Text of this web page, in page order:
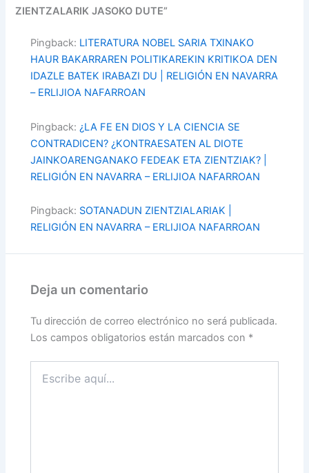
ZIENTZALARIK JASOKO DUTE”
Pingback: LITERATURA NOBEL SARIA TXINAKO
HAUR BAKARRAREN POLITIKAREKIN KRITIKOA DEN
IDAZLE BATEK IRABAZI DU | RELIGIÓN EN NAVARRA
– ERLIJIOA NAFARROAN
Pingback:¿LA FE EN DIOS Y LA CIENCIA SE
CONTRADICEN? ¿KONTRAESATEN AL DIOTE
JAINKOARENGANAKO FEDEAK ETA ZIENTZIAK? |
RELIGIÓN EN NAVARRA – ERLIJIOA NAFARROAN
Pingback: SOTANADUN ZIENTZIALARIAK |
RELIGIÓN EN NAVARRA – ERLIJIOA NAFARROAN
Deja un comentario
Tu dirección de correo electrónico no será publicada.
Los campos obligatorios están marcados con *
aquí...